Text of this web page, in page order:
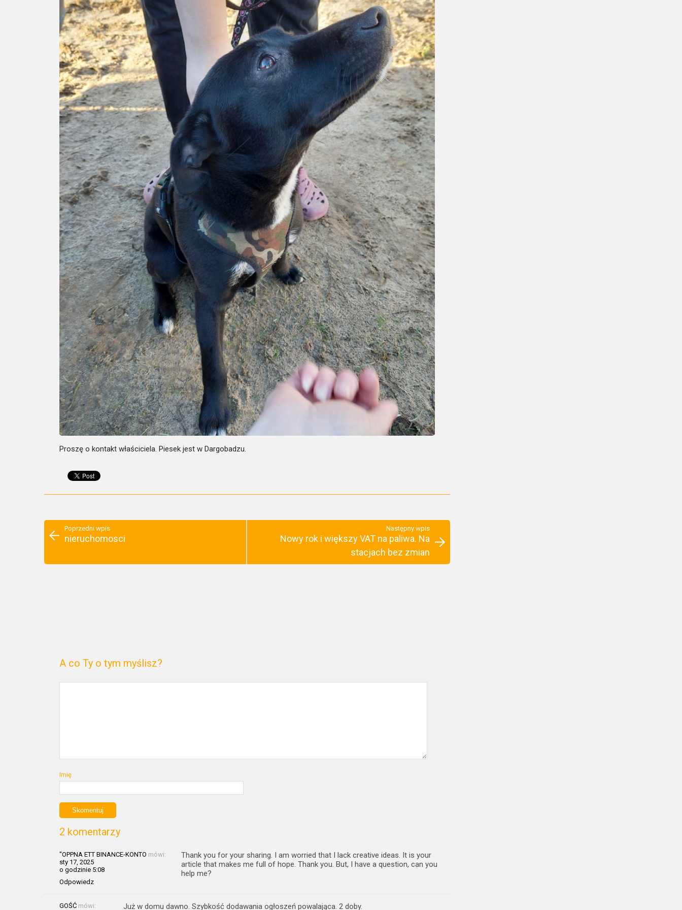
Proszę o kontakt właściciela. Piesek jest w Dargobadzu.
Poprzedni wpis
nieruchomosci
Następny wpis
Nowy rok i większy VAT na paliwa. Na
stacjach bez zmian
A co Ty o tym myślisz?
Imię
2 komentarzy
"OPPNA ETT BINANCE-KONTO mówi:
sty 17, 2025
o godzinie 5:08
Odpowiedz
Thank you for your sharing. I am worried that I lack creative ideas. It is your
article that makes me full of hope. Thank you. But, I have a question, can you
help me?
GOŚĆ mówi:
Już w domu dawno. Szybkość dodawania ogłoszeń powalająca. 2 doby.